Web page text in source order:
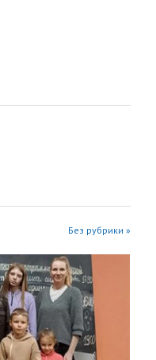
Без рубрики »